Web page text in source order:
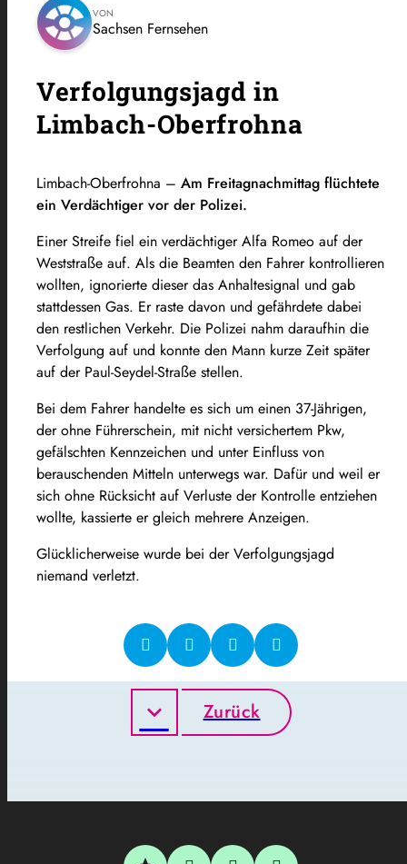
VON
Sachsen Fernsehen
Verfolgungsjagd in
Limbach-Oberfrohna
Limbach-Oberfrohna – Am Freitagnachmittag flüchtete
ein Verdächtiger vor der Polizei.
Einer Streife fiel ein verdächtiger Alfa Romeo auf der
Weststraße auf. Als die Beamten den Fahrer kontrollieren
wollten, ignorierte dieser das Anhaltesignal und gab
stattdessen Gas. Er raste davon und gefährdete dabei
den restlichen Verkehr. Die Polizei nahm daraufhin die
Verfolgung auf und konnte den Mann kurze Zeit später
auf der Paul-Seydel-Straße stellen.
Bei dem Fahrer handelte es sich um einen 37-Jährigen,
der ohne Führerschein, mit nicht versichertem Pkw,
gefälschten Kennzeichen und unter Einfluss von
berauschenden Mitteln unterwegs war. Dafür und weil er
sich ohne Rücksicht auf Verluste der Kontrolle entziehen
wollte, kassierte er gleich mehrere Anzeigen.
Glücklicherweise wurde bei der Verfolgungsjagd
niemand verletzt.
Zurück